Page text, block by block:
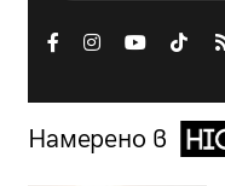
Намерено в